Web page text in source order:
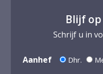
Blijf
Schrijf u in
Aanhef Dhr.